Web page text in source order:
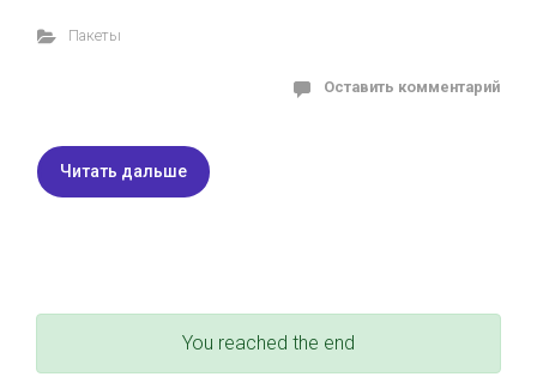
Пакеты
Оставить комментарий
Читать дальше
You reached the end